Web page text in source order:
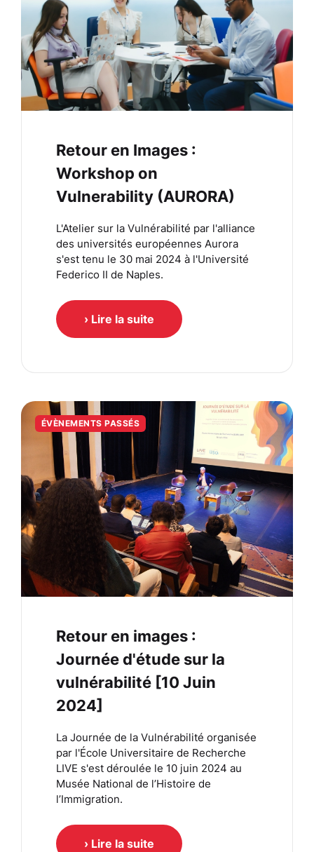
Retour en Images :
Workshop on
Vulnerability (AURORA)
L'Atelier sur la Vulnérabilité par l'alliance
des universités européennes Aurora
s'est tenu le 30 mai 2024 à l'Université
Federico II de Naples.
› Lire la suite
ÉVÈNEMENTS PASSÉS
Retour en images :
Journée d'étude sur la
vulnérabilité [10 Juin
2024]
La Journée de la Vulnérabilité organisée
par l'École Universitaire de Recherche
LIVE s'est déroulée le 10 juin 2024 au
Musée National de l’Histoire de
l’Immigration.
› Lire la suite